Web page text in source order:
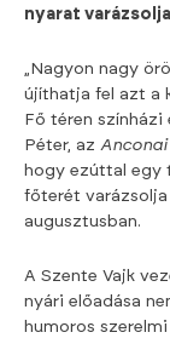
nyarat
„Nagyon nagy
újíthatja fel azt a
Fő téren színházi
Péter, az Anconai
hogy ezúttal egy
főterét varázsolja
augusztusban.
A Szente Vajk
nyári előadása
humoros